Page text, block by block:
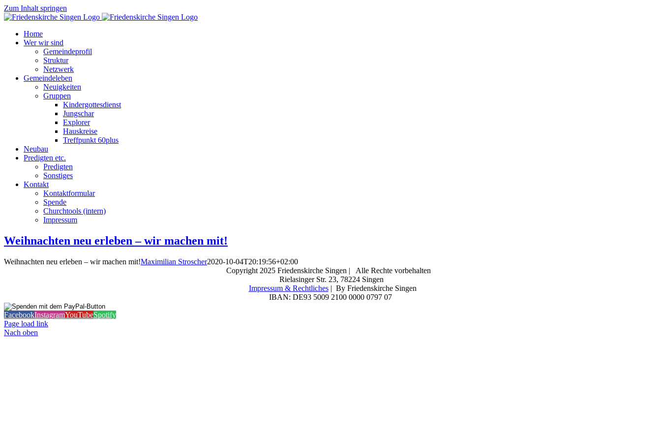
Zum Inhalt springen
Home
Wer wir sind
Gemeindeprofil
Struktur
Netzwerk
Gemeindeleben
Neuigkeiten
Gruppen
Kindergottesdienst
Jungschar
Explorer
Hauskreise
Treffpunkt 60plus
Neubau
Predigten etc.
Predigten
Sonstiges
Kontakt
Kontaktformular
Spende
Churchtools (intern)
Impressum
Weihnachten neu erleben – wir machen mit!
Weihnachten neu erleben – wir machen mit!Maximilian Stroscher2020-10-04T20:19:56+02:00
Copyright 2025 Friedenskirche Singen | Alle Rechte vorbehalten
Rielasinger Str. 23, 78224 Singen
Impressum & Rechtliches| By Friedenskirche Singen
IBAN: DE93 5009 2100 0000 0797 07
FacebookInstagramYouTubeSpotify
Page load link
sind nicht
optional.
Sie werden
benötigt,
Nach oben